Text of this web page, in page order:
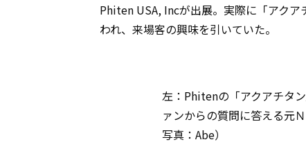
Phiten USA, Incが出展。実際に「アク
われ、来場客の興味を引いていた。
左：Phitenの「アクアチタ
ァンからの質問に答える元
写真：Abe）